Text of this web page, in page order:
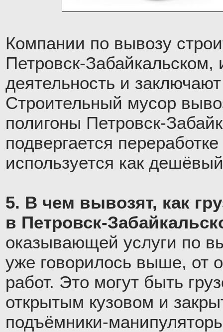
Компании по вывозу
Петровск-
деятельность и
Строительный мусор
полигоны Петровск-
подвергается
используется как
5. В чем вывозят, как
в Петровск-
оказывающей услуги по
уже говорилось выше, от
работ. Это могут быть
открытым кузовом и
подъёмники-